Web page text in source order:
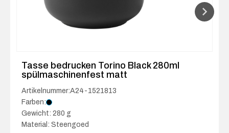
Tasse bedrucken Torino Black 280ml
spülmaschinenfest matt
Artikelnummer:A24-1521813
Farben:
Gewicht: 280 g
Material: Steengoed